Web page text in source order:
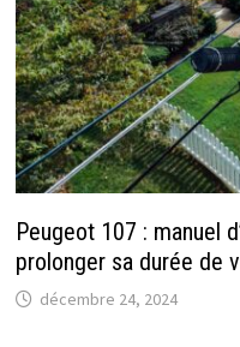
Peugeot 107 : manuel
prolonger sa durée de
décembre 24, 2024